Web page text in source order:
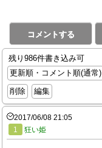
コメントする
残り986件書き込み可
更新順・コメント順(通常)
削除
編集
2017/06/08 21:05
1
狂い姫